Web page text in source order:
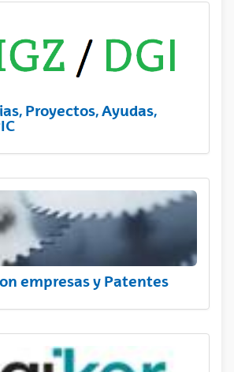
Proyectos, Ayudas,
empresas y Patentes